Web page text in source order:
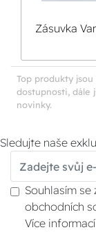
Zásuvka
průběžnou
Top produkty
dostupnosti, dále
novinky.
Sledujte naše
Souhlasím se
obchodních
Více